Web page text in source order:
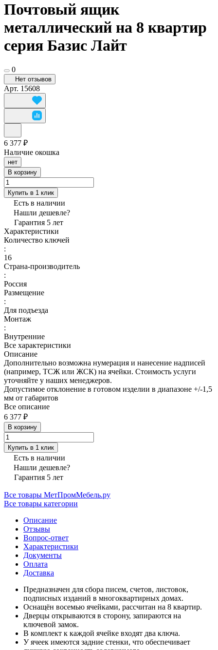
Почтовый ящик
металлический на 8 квартир
серия Базис Лайт
0
Нет отзывов
Арт. 15608
6 377 ₽
Наличие окошка
нет
В корзину
Купить в 1 клик
Есть в наличии
Нашли дешевле?
Гарантия 5 лет
Характеристики
Количество ключей
:
16
Страна-производитель
:
Россия
Размещение
:
Для подъезда
Монтаж
:
Внутренние
Все характеристики
Описание
Дополнительно возможна нумерация и нанесение надписей
(например, ТСЖ или ЖСК) на ячейки. Стоимость услуги
уточняйте у наших менеджеров.
Допустимое отклонение в готовом изделии в диапазоне +/-1,5
мм от габаритов
Все описание
6 377 ₽
В корзину
Купить в 1 клик
Есть в наличии
Нашли дешевле?
Гарантия 5 лет
Все товары МетПромМебель.ру
Все товары категории
Описание
Отзывы
Вопрос-ответ
Характеристики
Документы
Оплата
Доставка
Предназначен для сбора писем, счетов, листовок,
подписных изданий в многоквартирных домах.
Оснащён восемью ячейками, рассчитан на 8 квартир.
Дверцы открываются в сторону, запираются на
ключевой замок.
В комплект к каждой ячейке входят два ключа.
У ячеек имеются задние стенки, что обеспечивает